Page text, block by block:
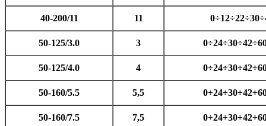
40-200/11 11
50-125/3.0 3
50-125/4.0 4
50-160/5.5 5,5
50-160/7.5 7,5